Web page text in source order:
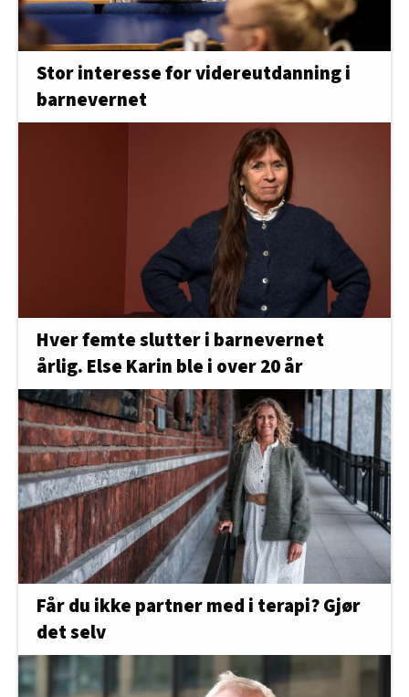
Stor interesse for videreutdanning i
barnevernet
Hver femte slutter i barnevernet
årlig. Else Karin ble i over 20 år
Får du ikke partner med i terapi? Gjør
det selv